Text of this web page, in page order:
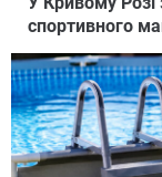
спортивного